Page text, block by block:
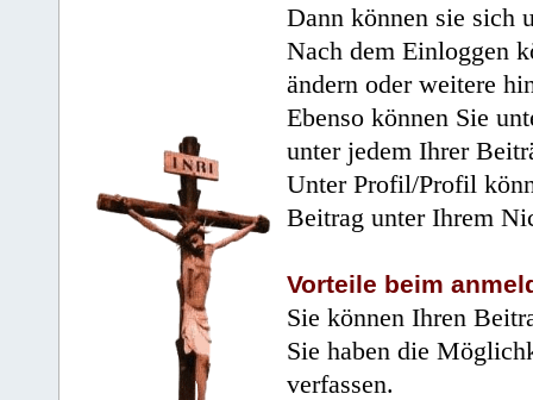
Dann können sie sich
Nach dem Einloggen
ändern oder weitere
Ebenso können Sie
unter jedem Ihrer
Unter Profil/Profil
Beitrag unter Ihrem
Vorteile beim
Sie können Ihren
Sie haben die
verfassen.